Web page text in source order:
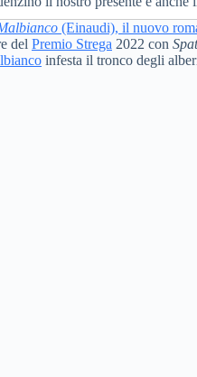
(Einaudi), il nuovo
del Premio Strega 2022 con
infesta il tronco degli